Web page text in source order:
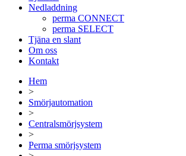
Nedladdning
perma CONNECT
perma SELECT
Tjäna en slant
Om oss
Kontakt
Hem
>
Smörjautomation
>
Centralsmörjsystem
>
Perma smörjsystem